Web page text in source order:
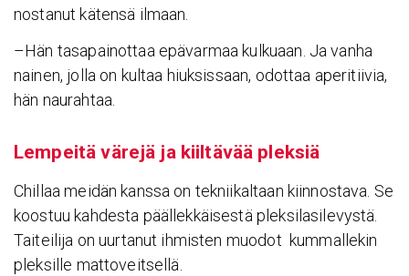
nostanut kätensä ilmaan.
–Hän tasapainottaa epävarmaa kulkuaan. Ja vanha
nainen, jolla on kultaa hiuksissaan, odottaa aperitiivia,
hän naurahtaa.
Lempeitä värejä ja kiil­tävää pleksiä
Chillaa meidän kanssa on tekniikaltaan kiinnostava. Se
koostuu kahdesta päällekkäisestä pleksilasilevystä.
Taiteilija on uurtanut ihmisten muodot kummallekin
pleksille mattoveitsellä.